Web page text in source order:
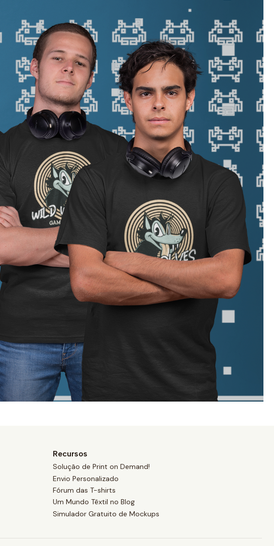
Recursos
Solução de Print on Demand!
Envio Personalizado
Fórum das T-shirts
Um Mundo Têxtil no Blog
Simulador Gratuito de Mockups